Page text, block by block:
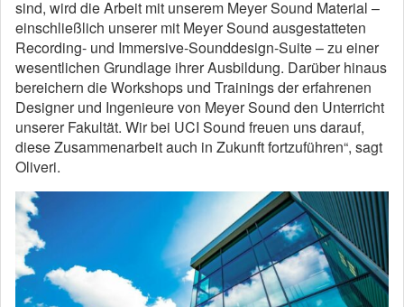
sind, wird die Arbeit mit unserem Meyer Sound Material –
einschließlich unserer mit Meyer Sound ausgestatteten
Recording- und Immersive-Sounddesign-Suite – zu einer
wesentlichen Grundlage ihrer Ausbildung. Darüber hinaus
bereichern die Workshops und Trainings der erfahrenen
Designer und Ingenieure von Meyer Sound den Unterricht
unserer Fakultät. Wir bei UCI Sound freuen uns darauf,
diese Zusammenarbeit auch in Zukunft fortzuführen“, sagt
Oliveri.